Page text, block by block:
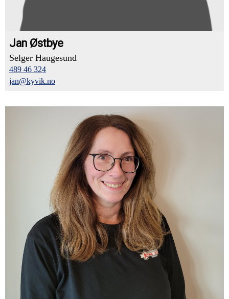
Jan Østbye
Selger Haugesund
489 46 324
jan@kyvik.no